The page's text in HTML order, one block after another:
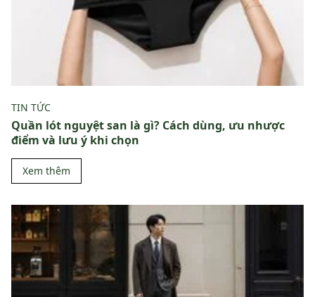
TIN TỨC
Quần lót nguyệt san là gì? Cách dùng, ưu nhược
điểm và lưu ý khi chọn
Xem thêm